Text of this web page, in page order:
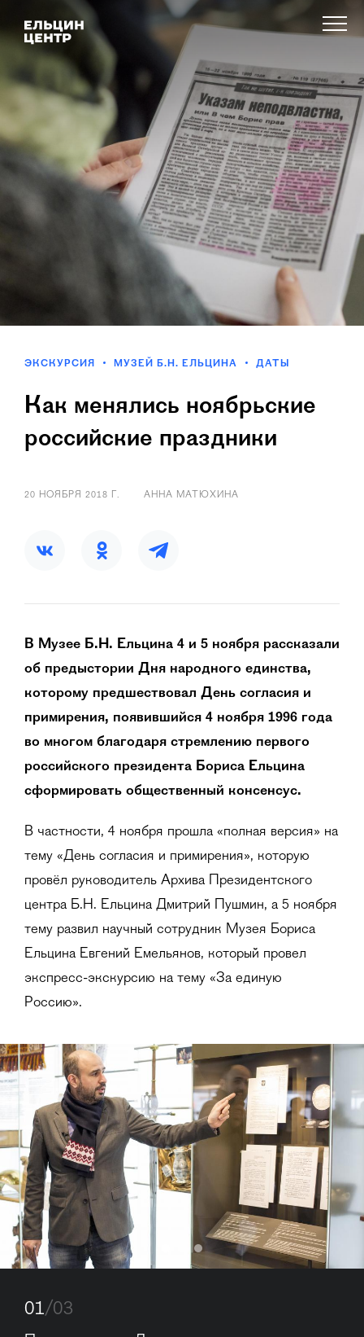
ЭКСКУРСИЯ МУЗЕЙ Б.Н. ЕЛЬЦИНА ДАТЫ
Как менялись ноябрьские
российские праздники
20 НОЯБРЯ 2018 Г. АННА МАТЮХИНА
В Музее Б.Н. Ельцина 4 и 5 ноября рассказали
об предыстории Дня народного единства,
которому предшествовал День согласия и
примирения, появившийся 4 ноября 1996 года
во многом благодаря стремлению первого
российского президента Бориса Ельцина
сформировать общественный консенсус.
В частности, 4 ноября прошла «полная версия» на
тему «День согласия и примирения», которую
провёл руководитель Архива Президентского
центра Б.Н. Ельцина Дмитрий Пушмин, а 5 ноября
тему развил научный сотрудник Музея Бориса
Ельцина Евгений Емельянов, который провел
экспресс-экскурсию на тему «За единую
Россию».
01/03